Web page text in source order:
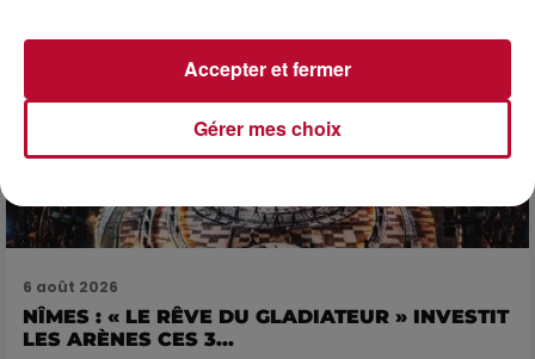
6 août 2026
NÎMES : « LE RÊVE DU GLADIATEUR » INVESTIT
LES ARÈNES CES 3...
Gérer mes choix
Accepter et fermer